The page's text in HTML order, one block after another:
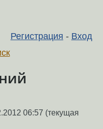
Регистрация - Вход
06:57 (текущая